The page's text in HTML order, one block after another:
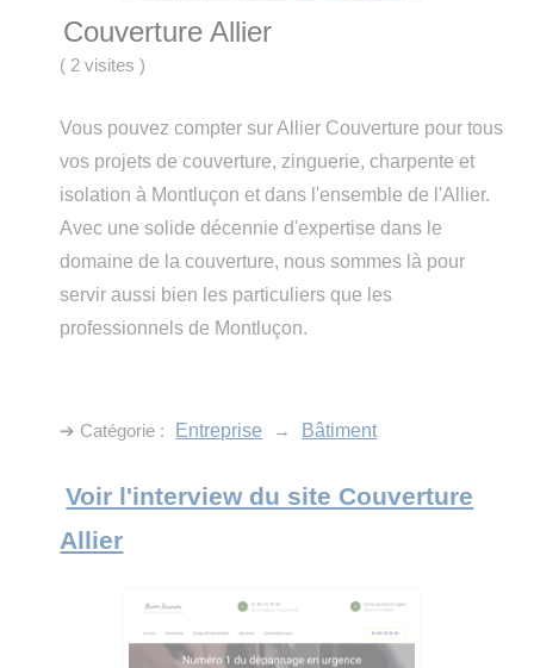
Couverture Allier
( 2 visites)
Vous pouvez compter sur Allier Couverture pour tous
vos projets de couverture, zinguerie, charpente et
isolation à Montluçon et dans l'ensemble de l'Allier.
Avec une solide décennie d'expertise dans le
domaine de la couverture, nous sommes là pour
servir aussi bien les particuliers que les
professionnels de Montluçon.
➔ Catégorie : Entreprise → Bâtiment
Voir l'interview du site Couverture
Allier